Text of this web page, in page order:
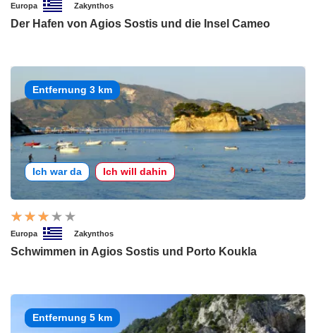
Europa Zakynthos
Der Hafen von Agios Sostis und die Insel Cameo
Entfernung 3 km
Ich war da Ich will dahin
Europa Zakynthos
Schwimmen in Agios Sostis und Porto Koukla
Entfernung 5 km